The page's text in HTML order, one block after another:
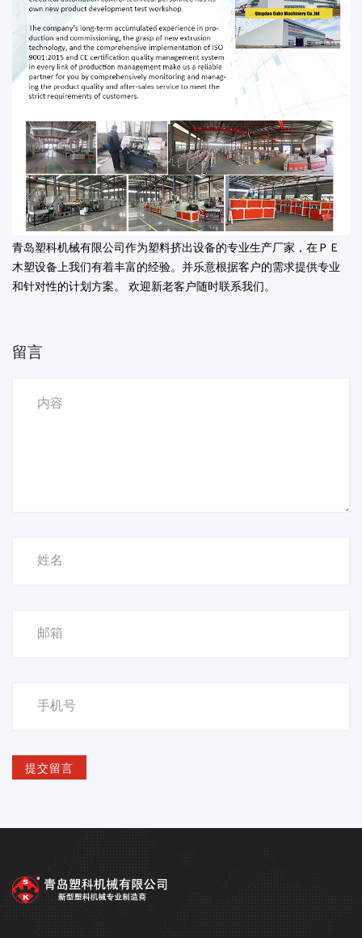
青岛塑科机械有限公司作为塑料挤出设备的专业生产厂家，在ＰＥ
木塑设备上我们有着丰富的经验。并乐意根据客户的需求提供专业
和针对性的计划方案。 欢迎新老客户随时联系我们。
留言